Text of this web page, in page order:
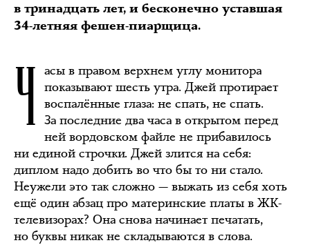
в тринадцать лет, и бесконечно уставшая
34-летняя фешен-пиарщица.
Ч асы в правом верхнем углу монитора
показывают шесть утра. Джей протирает
воспалённые глаза: не спать, не спать.
За последние два часа в открытом перед
ней вордовском файле не прибавилось
ни единой строчки. Джей злится на себя:
диплом надо добить во что бы то ни стало.
Неужели это так сложно — выжать из себя хоть
ещё один абзац про материнские платы в ЖК-
телевизорах? Она снова начинает печатать,
но буквы никак не складываются в слова.